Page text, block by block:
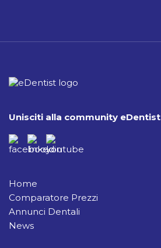
Unisciti alla community eDentist
Home
Comparatore Prezzi
Annunci Dentali
News